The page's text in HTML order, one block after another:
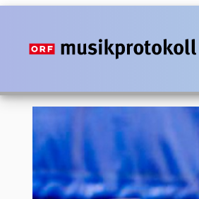
Direkt
Inhalt